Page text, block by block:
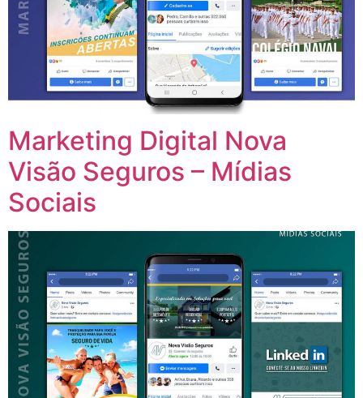
Marketing Digital Nova
Visão Seguros – Mídias
Sociais